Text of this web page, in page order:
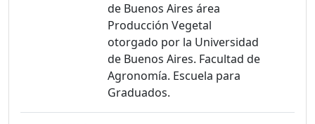
de Buenos Aires área
Producción Vegetal
otorgado por la Universidad
de Buenos Aires. Facultad de
Agronomía. Escuela para
Graduados.